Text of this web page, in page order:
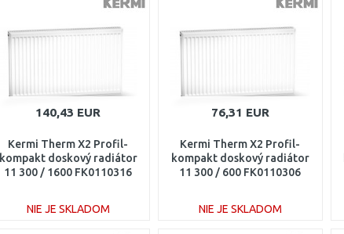
Porovnať Porovnať
140,43 EUR
Kermi Therm X2 Profil-
kompakt doskový radiátor
11 300 / 1600 FK0110316
NIE JE SKLADOM
76,31 EUR
Kermi Therm X2 Profil-
kompakt doskový radiátor
11 300 / 600 FK0110306
NIE JE SKLADOM